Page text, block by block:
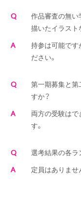
Q
作品審査の無い
描いたイラスト
A
持参は可能です
ださい。
Q
第一期募集と
すか？
A
両方の受験は
す。
Q
選考結果の各ラ
A
定員はありませ